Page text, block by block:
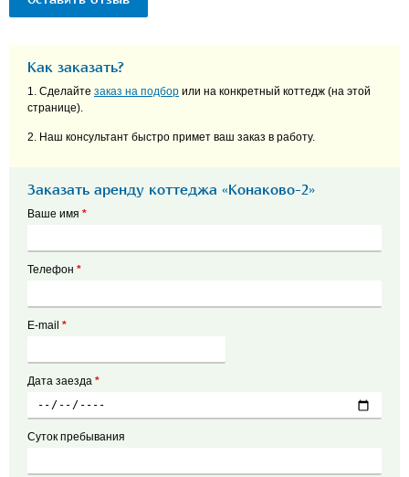
Как заказать?
1. Сделайте заказ на подбор или на конкретный коттедж (на этой
странице).
2. Наш консультант быстро примет ваш заказ в работу.
Заказать аренду коттеджа «Конаково-2»
Ваше имя *
Телефон *
E-mail *
Дата заезда *
Суток пребывания